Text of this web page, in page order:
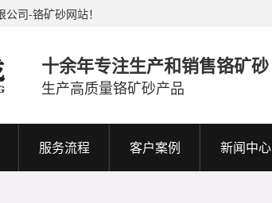
司-铬矿砂网站！
十余年专注生产和销售铬矿砂
生产高质量铬矿砂产品
服务流程 客户案例 新闻中心